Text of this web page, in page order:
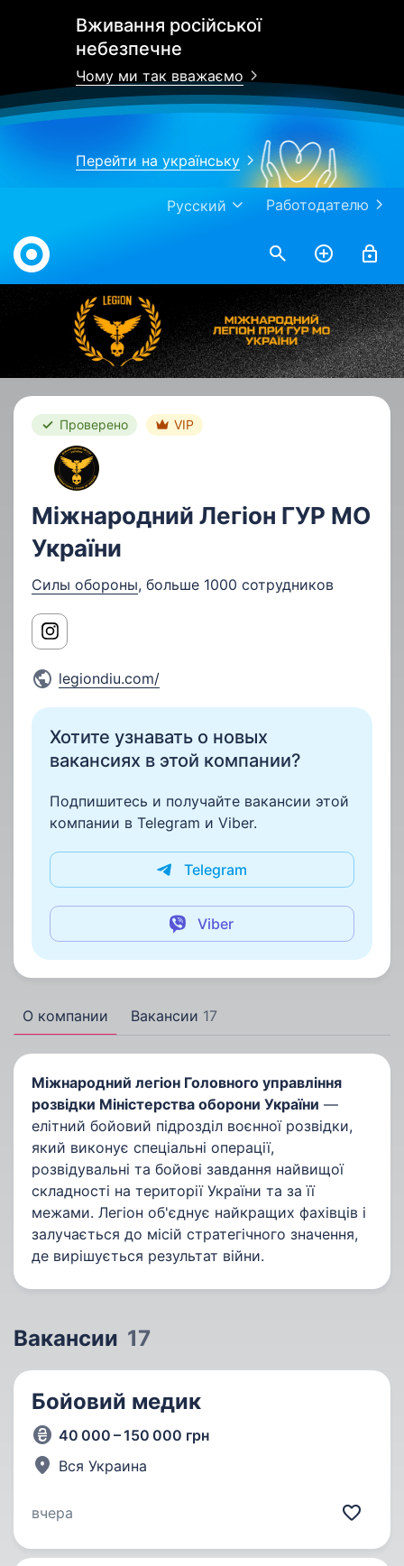
Вживання російської
небезпечне
Чому ми так вважаємо
Перейти на українську
Работодателю
Русский
Work.ua
Проверено VIP
Міжнародний Легіон ГУР МО
України
Силы обороны, больше 1000 сотрудников
legiondiu.com/
Хотите узнавать о новых
вакансиях в этой компании?
Подпишитесь и получайте вакансии этой
компании в Telegram и Viber.
Telegram
Viber
О компании Вакансии 17
Міжнародний легіон Головного управління
розвідки Міністерства оборони України —
елітний бойовий підрозділ воєнної розвідки,
який виконує спеціальні операції,
розвідувальні та бойові завдання найвищої
складності на території України та за її
межами. Легіон об'єднує найкращих фахівців і
залучається до місій стратегічного значення,
де вирішується результат війни.
Вакансии 17
Бойовий медик
40 000 – 150 000 грн
Вся Украина
вчера